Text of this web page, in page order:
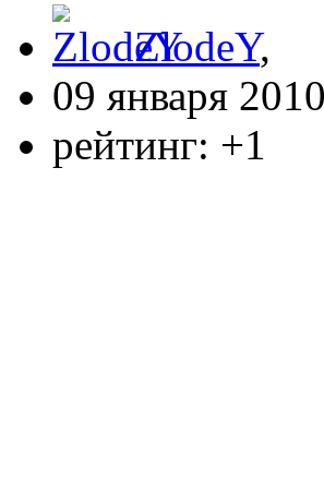
ZlodeY,
09 января
рейтинг: +1